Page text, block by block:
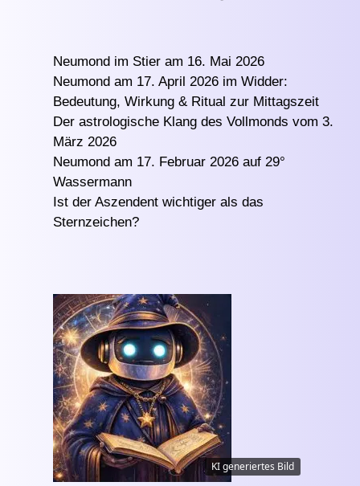
Neumond im Stier am 16. Mai 2026
Neumond am 17. April 2026 im Widder:
Bedeutung, Wirkung & Ritual zur Mittagszeit
Der astrologische Klang des Vollmonds vom 3.
März 2026
Neumond am 17. Februar 2026 auf 29°
Wassermann
Ist der Aszendent wichtiger als das
Sternzeichen?
KI generiertes Bild